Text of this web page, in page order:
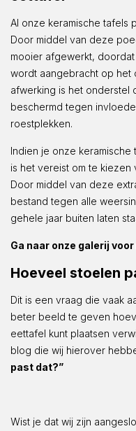
Al onze keramische tafels
Door middel van deze
mooier afgewerkt,
wordt aangebracht op het
afwerking is het
beschermd tegen
roestplekken.
Indien je onze
is het vereist om te
Door middel van deze
bestand tegen alle
gehele jaar buiten laten
Ga naar onze galerij voor
Hoeveel stoelen
Dit is een vraag die vaak
beter beeld te geven
eettafel kunt plaatsen
blog die wij hierover
past dat?”
Wist je dat wij zijn